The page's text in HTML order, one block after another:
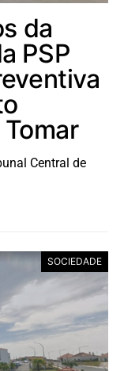
da
PSP
Central de
SOCIEDADE